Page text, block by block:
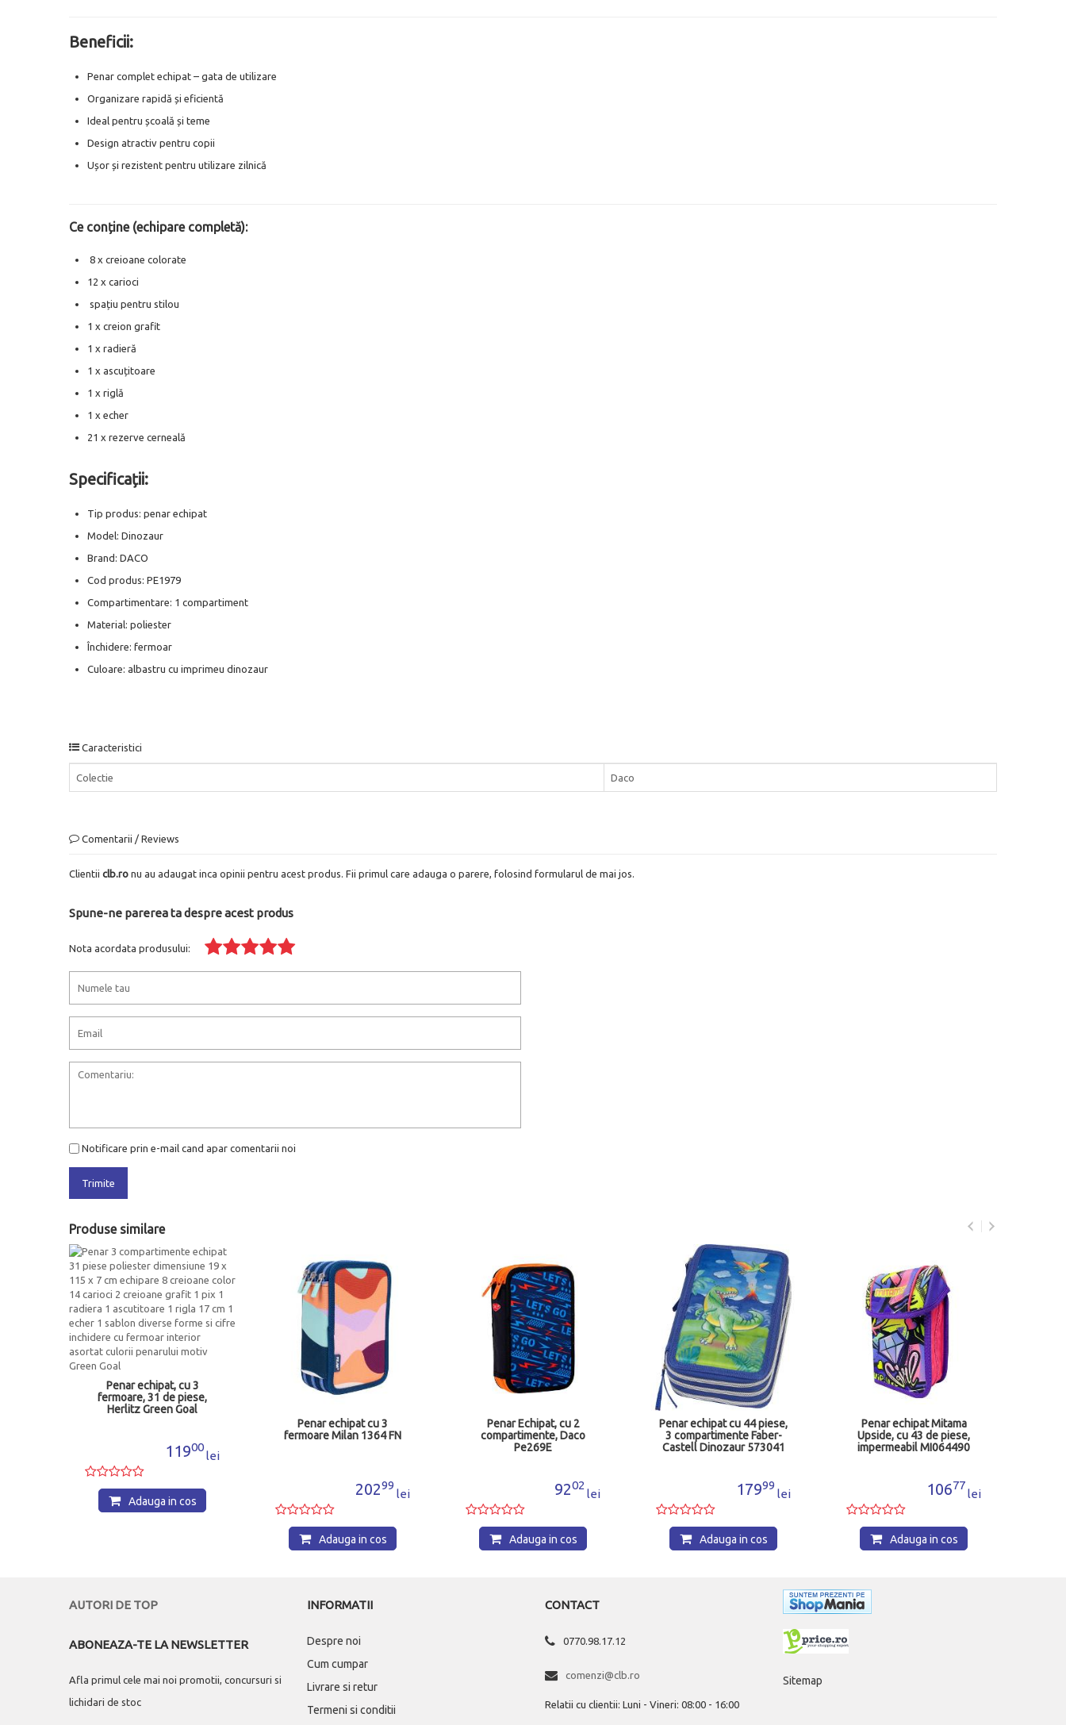
Beneficii:
Penar complet echipat – gata de utilizare
Organizare rapidă și eficientă
Ideal pentru școală și teme
Design atractiv pentru copii
Ușor și rezistent pentru utilizare zilnică
Ce conține (echipare completă):
8 x creioane colorate
12 x carioci
spațiu pentru stilou
1 x creion grafit
1 x radieră
1 x ascuțitoare
1 x riglă
1 x echer
21 x rezerve cerneală
Specificații:
Tip produs: penar echipat
Model: Dinozaur
Brand: DACO
Cod produs: PE1979
Compartimentare: 1 compartiment
Material: poliester
Închidere: fermoar
Culoare: albastru cu imprimeu dinozaur
Caracteristici
Colectie Daco
Comentarii / Reviews
Clientii clb.ro nu au adaugat inca opinii pentru acest produs. Fii primul care adauga o parere, folosind formularul de mai jos.
Spune-ne parerea ta despre acest produs
Nota acordata produsului:
Notificare prin e-mail cand apar comentarii noi
Trimite
Produse similare
202
Penar Echipat, cu 2
compartimente, Daco
92 lei
Adauga in cos
Penar echipat cu 44 piese,
3 compartimente Faber-
Castell Dinozaur 573041
179 lei
Adauga in cos
Penar echipat Mitama
Upside, cu 43 de piese,
impermeabil MI064490
106 lei
Adauga in cos
compartimente, Daco
Pe3019E
123
Adauga in cos
AUTORI DE TOP
ABONEAZA-TE LA NEWSLETTER
Afla primul cele mai noi promotii, concursuri si
lichidari de stoc
INFORMATII
Despre noi
Cum cumpar
Livrare si retur
Termeni si conditii
CONTACT
0770.98.17.12
comenzi@clb.ro
Relatii cu clientii: Luni - Vineri: 08:00 - 16:00
Sitemap